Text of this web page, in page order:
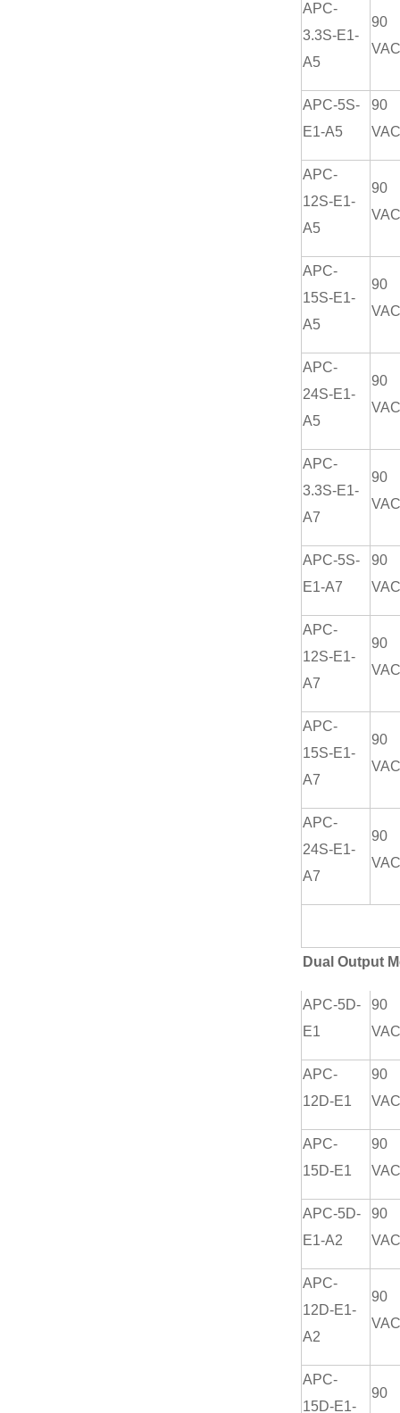
APC-
3.3S-E1-
A5
90
APC-5S-
E1-A5
90
APC-
12S-E1-
A5
90
APC-
15S-E1-
A5
90
APC-
24S-E1-
A5
90
APC-
3.3S-E1-
A7
90
APC-5S-
E1-A7
90
APC-
12S-E1-
A7
90
APC-
15S-E1-
A7
90
APC-
24S-E1-
A7
90
Dual Output
APC-5D-
E1
90
APC-
12D-E1
90
APC-
15D-E1
90
APC-5D-
E1-A2
90
APC-
12D-E1-
A2
90
APC-
15D-E1-
90